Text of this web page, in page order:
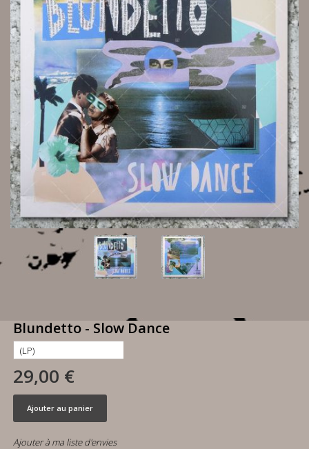
Blundetto - Slow Dance
29,00 €
Ajouter au panier
Ajouter à ma liste d'envies